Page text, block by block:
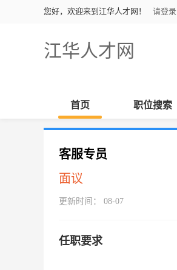
您好，欢迎来到江华人才网！ 请登录
江华人才网
首页 职位搜索
客服专员
面议
更新时间： 08-07
任职要求